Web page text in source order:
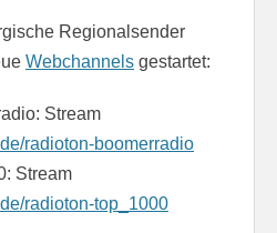
Regionalsender
Webchannels gestartet:
Stream
radioton-boomerradio
Stream
radioton-top_1000